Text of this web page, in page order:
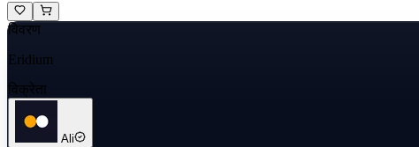
विवरण
Eridium
विक्रेता
Ali